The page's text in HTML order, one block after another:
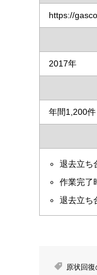
https://
2017年
年間1,200件
退去立ち
作業完了
退去立ち
原状回